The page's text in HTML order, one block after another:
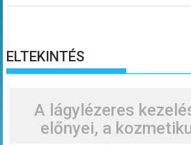
ELTEKINTÉS
A lágylézeres
előnyei, a